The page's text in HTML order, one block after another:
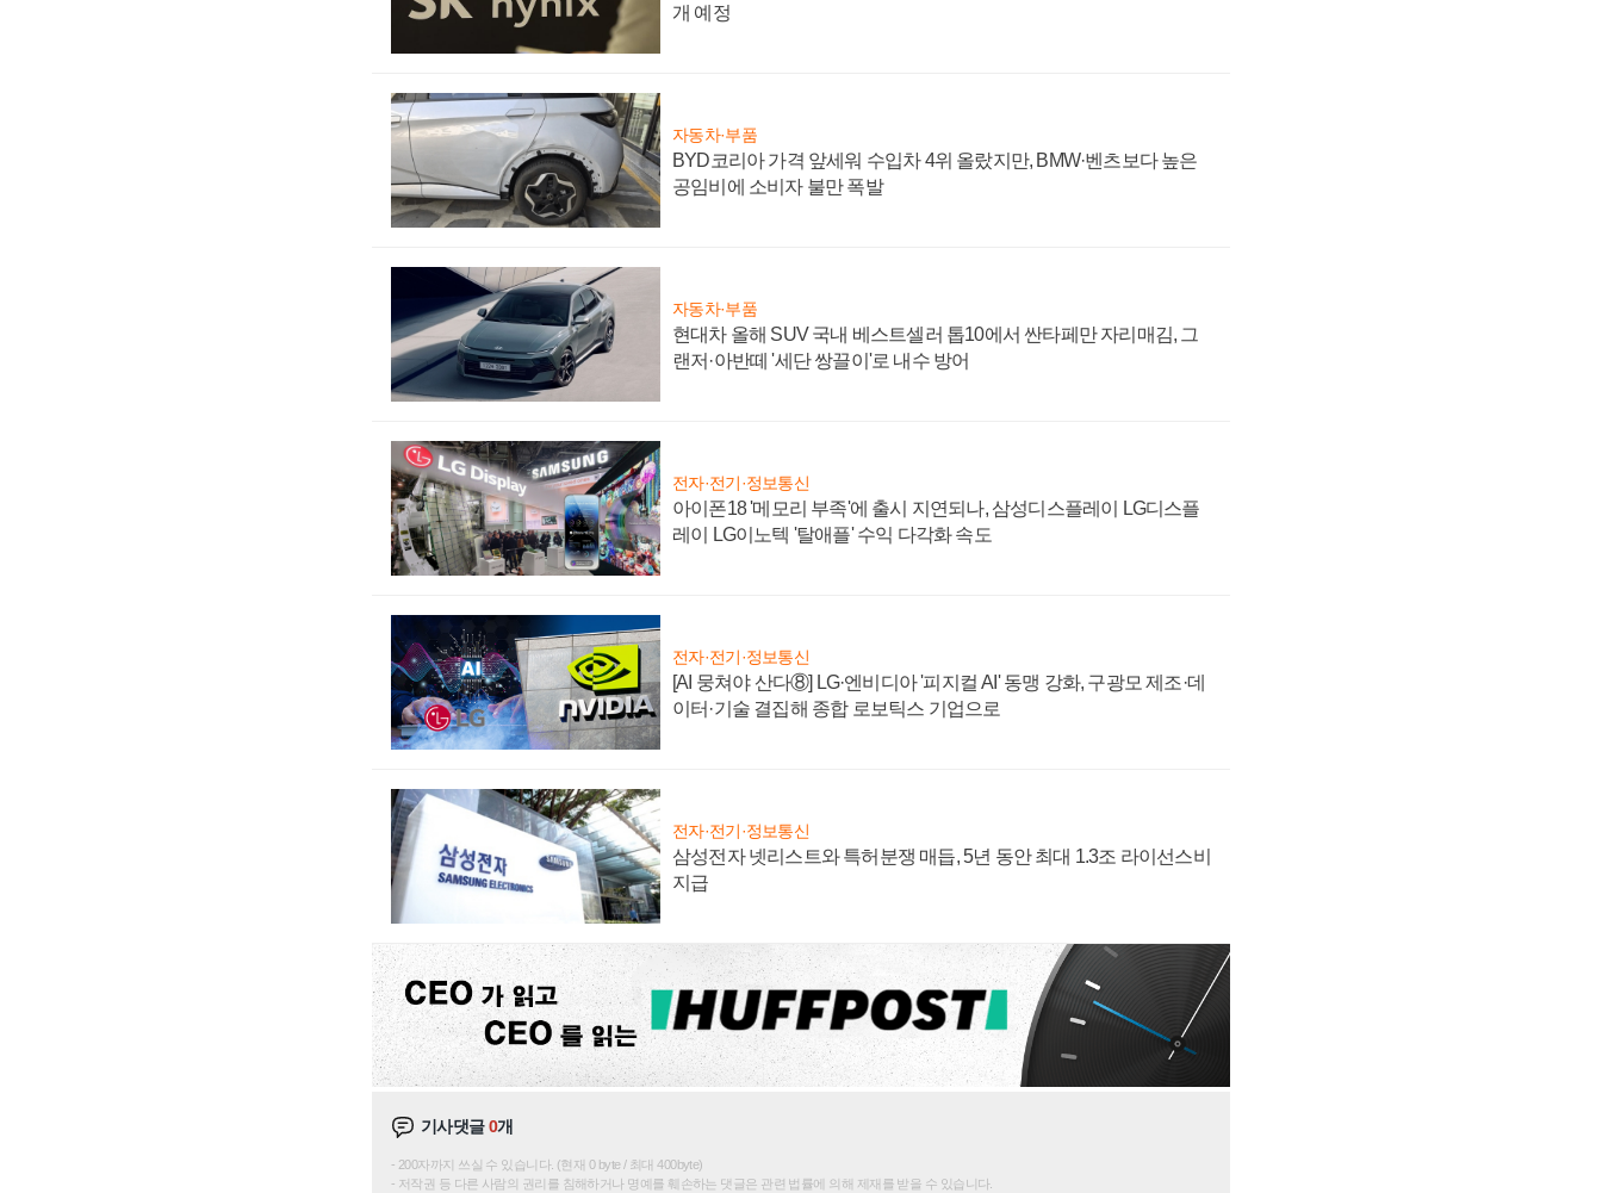
개 예정
자동차·부품
BYD코리아 가격 앞세워 수입차 4위 올랐지만, BMW·벤츠보다 높은
공임비에 소비자 불만 폭발
자동차·부품
현대차 올해 SUV 국내 베스트셀러 톱10에서 싼타페만 자리매김, 그
랜저·아반떼 '세단 쌍끌이'로 내수 방어
전자·전기·정보통신
아이폰18 '메모리 부족'에 출시 지연되나, 삼성디스플레이 LG디스플
레이 LG이노텍 '탈애플' 수익 다각화 속도
전자·전기·정보통신
[AI 뭉쳐야 산다⑧] LG·엔비디아 '피지컬 AI' 동맹 강화, 구광모 제조·데
이터·기술 결집해 종합 로보틱스 기업으로
전자·전기·정보통신
삼성전자 넷리스트와 특허분쟁 매듭, 5년 동안 최대 1.3조 라이선스비
지급
기사댓글0개
200자까지 쓰실 수 있습니다. (현재 0 byte / 최대 400byte)
저작권 등 다른 사람의 권리를 침해하거나 명예를 훼손하는 댓글은 관련 법률에 의해 제재를 받을 수 있습니다.